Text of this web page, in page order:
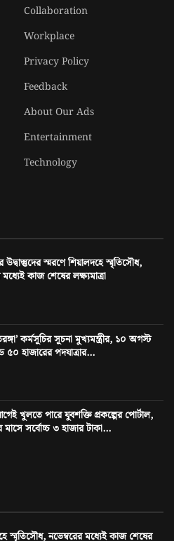
Collaboration
Workplace
Privacy Policy
Feedback
About Our Ads
Entertainment
Technology
উদ্বাস্তুদের স্মরণে শিয়ালদহে স্মৃতিসৌধ,
মধ্যেই কাজ শেষের লক্ষ্যমাত্রা
কর্মসূচির সূচনা মুখ্যমন্ত্রীর, ১০ অগস্ট
৫০ হাজারের পদযাত্রার...
খুলতে পারে যুবশক্তি প্রকল্পের পোর্টাল,
মাসে সর্বোচ্চ ৩ হাজার টাকা...
স্মৃতিসৌধ, নভেম্বরের মধ্যেই কাজ শেষের